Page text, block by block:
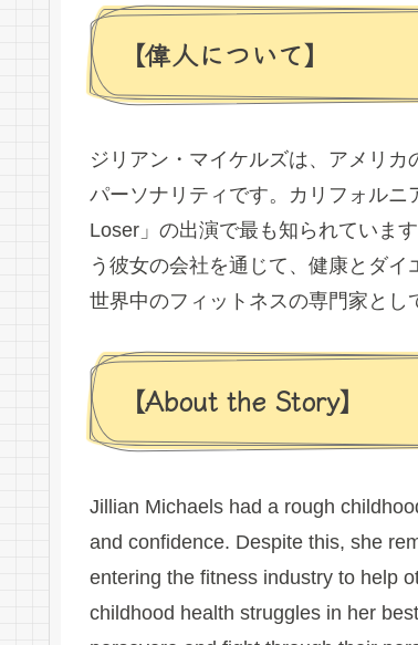
【偉人について】
ジリアン・マイケルズは、アメリ
パーソナリティです。カリフォル
Loser」の出演で最も知られていま
う彼女の会社を通じて、健康とダ
世界中のフィットネスの専門家とし
【About the Story】
Jillian Michaels had a rough
and confidence. Despite this, she
entering the fitness industry to help
childhood health struggles in her